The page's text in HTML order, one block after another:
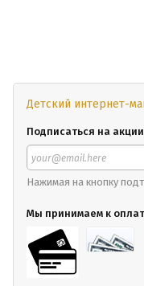
Детский интернет-
Подписаться на
Нажимая на кнопку
Мы принимаем к